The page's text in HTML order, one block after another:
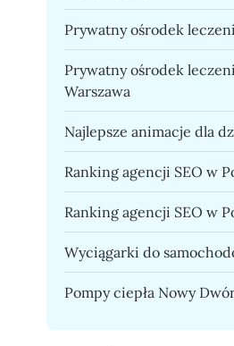
Prywatny ośrodek
Prywatny ośrodek
Warszawa
Najlepsze animacje dla
Ranking agencji SEO w
Ranking agencji SEO w
Wyciągarki do
Pompy ciepła Nowy